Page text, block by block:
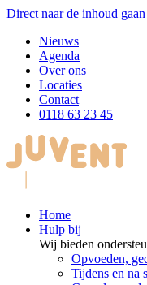
Direct naar de inhoud gaan
Nieuws
Agenda
Over ons
Locaties
Contact
0118 63 23 45
Home
Hulp bij
Wij bieden
Opvoeden,
Tijdens en na